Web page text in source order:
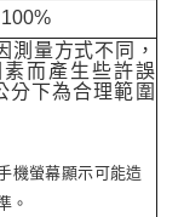
測量方式不同，
而產生些許誤
分下為合理範圍
機螢幕顯示可能造
。